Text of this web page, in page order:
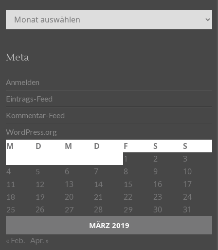
Archiv
Meta
Anmelden
Eintrags-Feed
Kommentar-Feed
WordPress.org
MÄRZ 2019
M D M D F S
S
1
2
3
4
5 6 7 8 9 10
11 12 13 14 15 16 17
18 19 20 21 22 23 24
25 26 27 28 29 30 31
« Feb. Apr. »